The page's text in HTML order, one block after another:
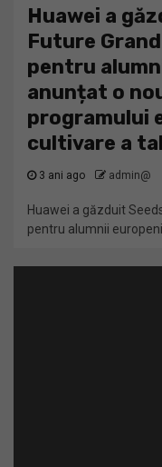
Huawei a
Future
pentru
anunțat o
programului
cultivare a
3 ani ago admin@
Huawei a găzduit
pentru alumnii